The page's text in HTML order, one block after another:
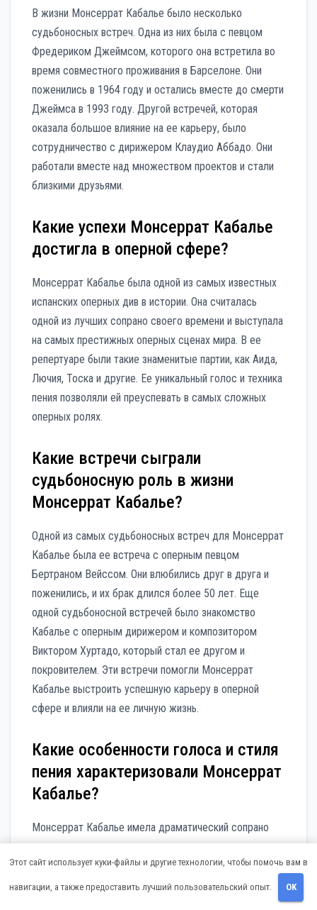
В жизни Монсеррат Кабалье было несколько
судьбоносных встреч. Одна из них была с певцом
Фредериком Джеймсом, которого она встретила во
время совместного проживания в Барселоне. Они
поженились в 1964 году и остались вместе до смерти
Джеймса в 1993 году. Другой встречей, которая
оказала большое влияние на ее карьеру, было
сотрудничество с дирижером Клаудио Аббадо. Они
работали вместе над множеством проектов и стали
близкими друзьями.
Какие успехи Монсеррат Кабалье
достигла в оперной сфере?
Монсеррат Кабалье была одной из самых известных
испанских оперных див в истории. Она считалась
одной из лучших сопрано своего времени и выступала
на самых престижных оперных сценах мира. В ее
репертуаре были такие знаменитые партии, как Аида,
Лючия, Тоска и другие. Ее уникальный голос и техника
пения позволяли ей преуспевать в самых сложных
оперных ролях.
Какие встречи сыграли
судьбоносную роль в жизни
Монсеррат Кабалье?
Одной из самых судьбоносных встреч для Монсеррат
Кабалье была ее встреча с оперным певцом
Бертраном Вейссом. Они влюбились друг в друга и
поженились, и их брак длился более 50 лет. Еще
одной судьбоносной встречей было знакомство
Кабалье с оперным дирижером и композитором
Виктором Хуртадо, который стал ее другом и
покровителем. Эти встречи помогли Монсеррат
Кабалье выстроить успешную карьеру в оперной
сфере и влияли на ее личную жизнь.
Какие особенности голоса и стиля
пения характеризовали Монсеррат
Кабалье?
Монсеррат Кабалье имела драматический сопрано
голос с широким диапазоном и впечатляющими
верхними нотами. Ее голос был богатым,
насыщенным и выразительным. Она обладала
Этот сайт использует куки-файлы и другие технологии, чтобы помочь вам в
навигации, а также предоставить лучший пользовательский опыт. OK